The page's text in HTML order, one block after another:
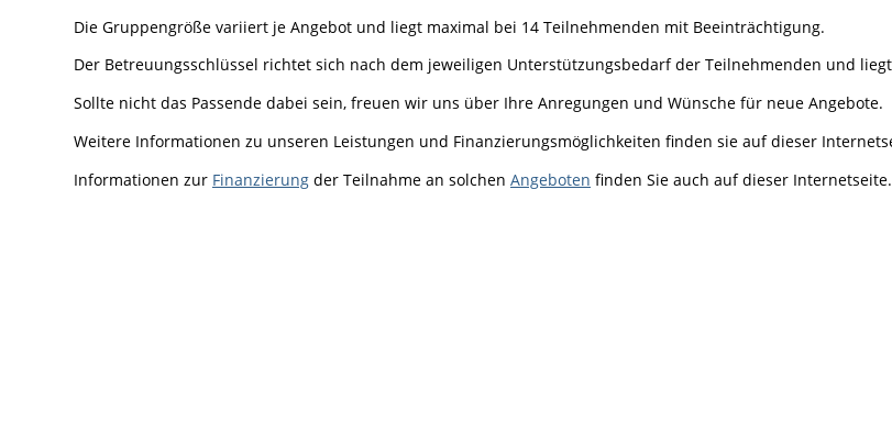
Die Gruppengröße variiert je Angebot und liegt maximal bei 14 Teilnehmenden mit Beeinträchtigung.
Der Betreuungsschlüssel richtet sich nach dem jeweiligen Unterstützungsbedarf der Teilnehmenden und
Sollte nicht das Passende dabei sein, freuen wir uns über Ihre Anregungen und Wünsche für neue Angebote.
Weitere Informationen zu unseren Leistungen und Finanzierungsmöglichkeiten finden sie auf dieser
Informationen zur Finanzierung der Teilnahme an solchen Angeboten finden Sie auch auf dieser